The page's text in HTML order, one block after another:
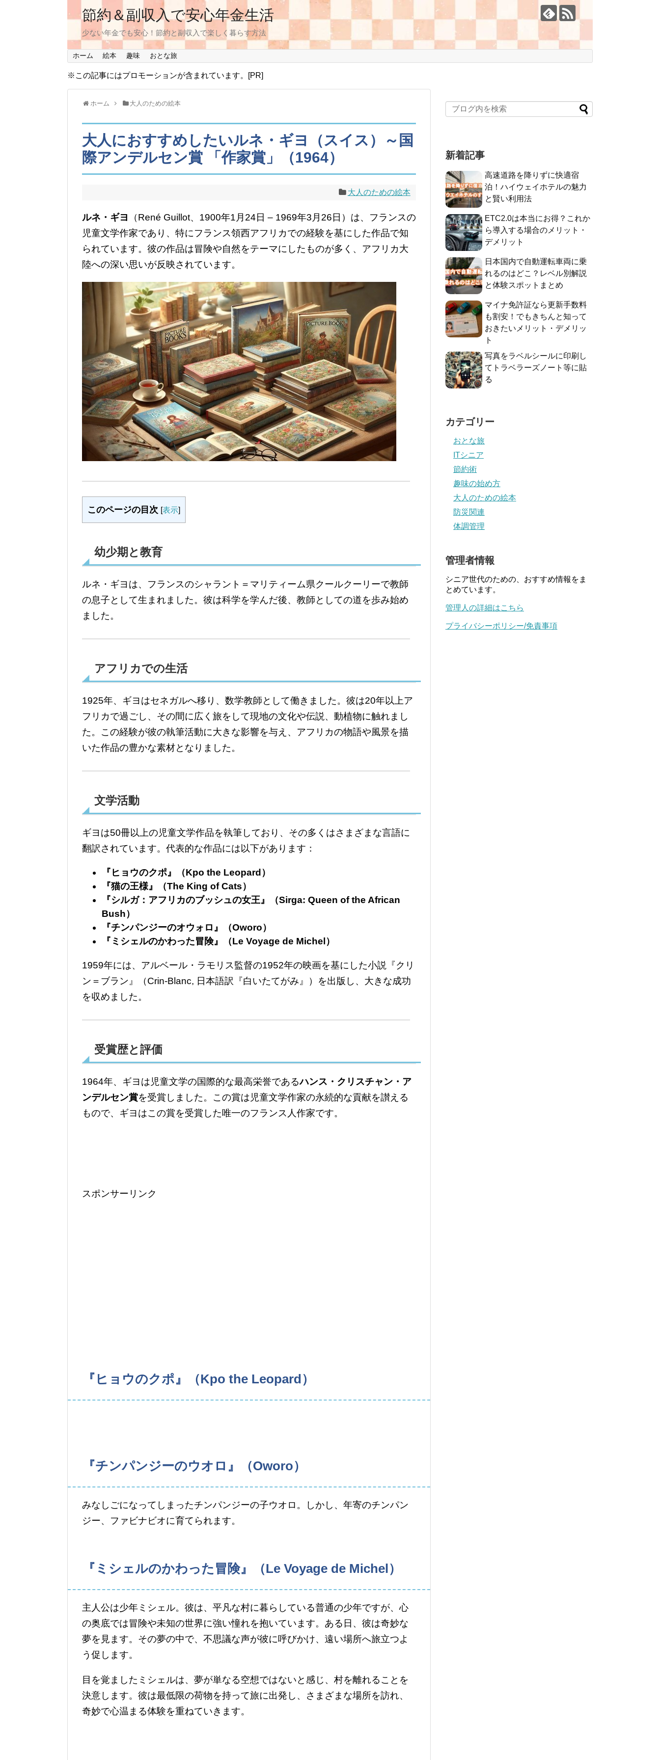
節約＆副収入で安心年金生活
少ない年金でも安心！節約と副収入で楽しく暮らす方法
ホーム 絵本 趣味 おとな旅
※この記事にはプロモーションが含まれています。[PR]
ホーム 大人のための絵本
大人におすすめしたいルネ・ギヨ（スイス）～国
際アンデルセン賞 「作家賞」（1964）
大人のための絵本
ルネ・ギヨ
（René Guillot、1900年1月24日 – 1969年3月26日）は、フランスの
児童文学作家であり、特にフランス領西アフリカでの経験を基にした作品で知
られています。彼の作品は冒険や自然をテーマにしたものが多く、アフリカ大
陸への深い思いが反映されています。
このページの目次 [表示]
幼少期と教育
ルネ・ギヨは、フランスのシャラント＝マリティーム県クールクーリーで教師
の息子として生まれました。彼は科学を学んだ後、教師としての道を歩み始め
ました。
アフリカでの生活
1925年、ギヨはセネガルへ移り、数学教師として働きました。彼は20年以上ア
フリカで過ごし、その間に広く旅をして現地の文化や伝説、動植物に触れまし
た。この経験が彼の執筆活動に大きな影響を与え、アフリカの物語や風景を描
いた作品の豊かな素材となりました。
文学活動
ギヨは50冊以上の児童文学作品を執筆しており、その多くはさまざまな言語に
翻訳されています。代表的な作品には以下があります：
『ヒョウのクポ』（Kpo the Leopard）
『猫の王様』（The King of Cats）
『シルガ：アフリカのブッシュの女王』（Sirga: Queen of the African
Bush）
『チンパンジーのオウォロ』（Oworo）
『ミシェルのかわった冒険』（Le Voyage de Michel）
1959年には、アルベール・ラモリス監督の1952年の映画を基にした小説『クリ
ン＝ブラン』（Crin-Blanc, 日本語訳『白いたてがみ』）を出版し、大きな成功
を収めました。
受賞歴と評価
1964年、ギヨは児童文学の国際的な最高栄誉であるハンス・クリスチャン・ア
ンデルセン賞を受賞しました。この賞は児童文学作家の永続的な貢献を讃える
もので、ギヨはこの賞を受賞した唯一のフランス人作家です。
スポンサーリンク
『ヒョウのクポ』（Kpo the Leopard）
『チンパンジーのウオロ』（Oworo）
みなしごになってしまったチンパンジーの子ウオロ。しかし、年寄のチンパン
ジー、ファビナビオに育てられます。
『ミシェルのかわった冒険』（Le Voyage de Michel）
主人公は少年ミシェル。彼は、平凡な村に暮らしている普通の少年ですが、心
の奥底では冒険や未知の世界に強い憧れを抱いています。ある日、彼は奇妙な
夢を見ます。その夢の中で、不思議な声が彼に呼びかけ、遠い場所へ旅立つよ
う促します。
目を覚ましたミシェルは、夢が単なる空想ではないと感じ、村を離れることを
決意します。彼は最低限の荷物を持って旅に出発し、さまざまな場所を訪れ、
奇妙で心温まる体験を重ねていきます。
新着記事
高速道路を降りずに快適宿
泊！ハイウェイホテルの魅力
と賢い利用法
ETC2.0は本当にお得？これか
ら導入する場合のメリット・
デメリット
日本国内で自動運転車両に乗
れるのはどこ？レベル別解説
と体験スポットまとめ
マイナ免許証なら更新手数料
も割安！でもきちんと知って
おきたいメリット・デメリッ
ト
写真をラベルシールに印刷し
てトラベラーズノート等に貼
る
カテゴリー
おとな旅
ITシニア
節約術
趣味の始め方
大人のための絵本
防災関連
体調管理
管理者情報
シニア世代のための、おすすめ情報をま
とめています。
管理人の詳細はこちら
プライバシーポリシー/免責事項